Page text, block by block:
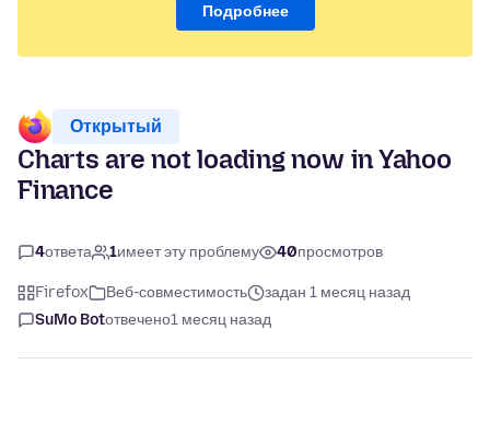
Подробнее
Открытый
Charts are not loading now in Yahoo
Finance
4ответа 1имеет эту проблему 40просмотров
Firefox Веб-совместимость
задан 1 месяц назад
SuMo Botотвечено1 месяц назад